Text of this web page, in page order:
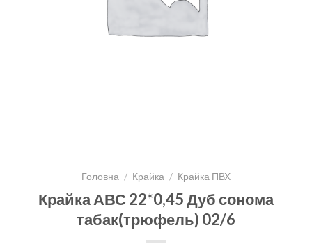
Головна / Крайка / Крайка ПВХ
Крайка АВС 22*0,45 Дуб сонома
табак(трюфель) 02/6